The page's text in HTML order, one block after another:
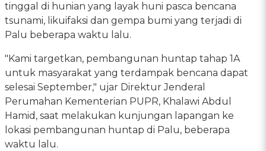
tinggal di hunian yang layak huni pasca bencana
tsunami, likuifaksi dan gempa bumi yang terjadi di
Palu beberapa waktu lalu.
"Kami targetkan, pembangunan huntap tahap 1A
untuk masyarakat yang terdampak bencana dapat
selesai September," ujar Direktur Jenderal
Perumahan Kementerian PUPR, Khalawi Abdul
Hamid, saat melakukan kunjungan lapangan ke
lokasi pembangunan huntap di Palu, beberapa
waktu lalu.